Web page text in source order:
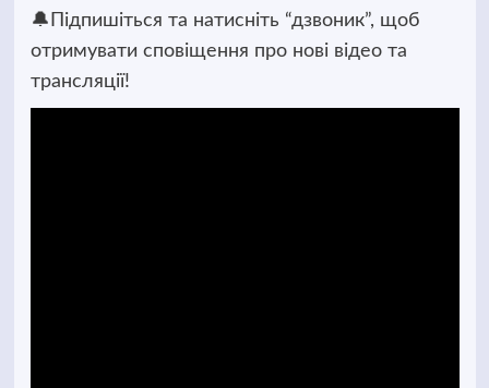
🔔Підпишіться та натисніть “дзвоник”, щоб
отримувати сповіщення про нові відео та
трансляції!